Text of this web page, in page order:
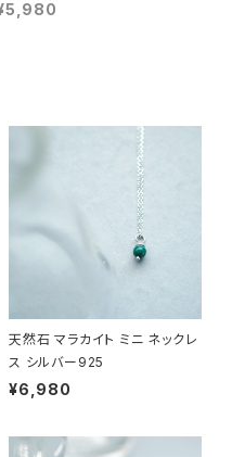
天然石 マラカイト ミニ ネックレ
ス シルバー925
¥6,980